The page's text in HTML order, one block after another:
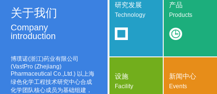
关于我们
Company
introduction
博璞诺(浙江)药业有限公司
(VastPro (Zhejiang)
Pharmaceutical Co.,Ltd.) 以上海
绿色化学工程技术研究中心合成
化学团队核心成员为基础组建，
研究发展
Technology
产品
Products
设施
Facility
新闻中心
Events